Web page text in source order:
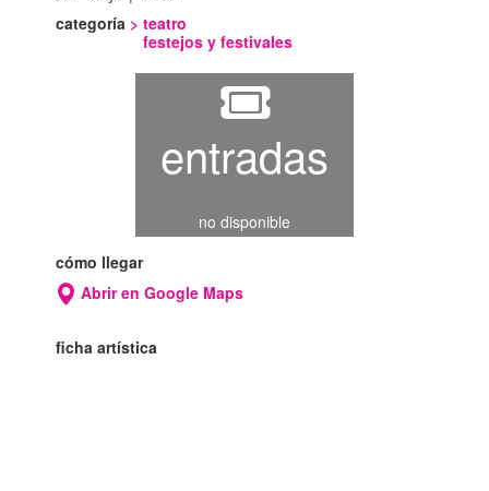
categoría >teatro
festejos y festivales
entradas
no disponible
cómo llegar
Abrir en Google Maps
ficha artística